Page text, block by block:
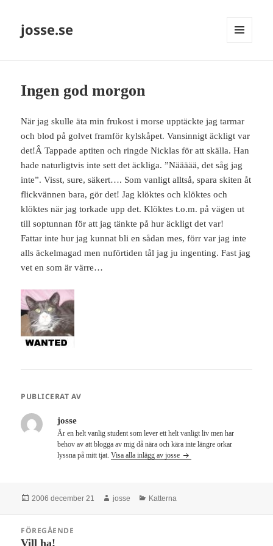
josse.se
Ingen god morgon
När jag skulle äta min frukost i morse upptäckte jag tarmar
och blod på golvet framför kylskåpet. Vansinnigt äckligt var
det!Â Tappade aptiten och ringde Nicklas för att skälla. Han
hade naturligtvis inte sett det äckliga. ”Näääää, det såg jag
inte”. Visst, sure, säkert…. Som vanligt alltså, spara skiten åt
flickvännen bara, gör det! Jag klöktes och klöktes och
klöktes när jag torkade upp det. Klöktes t.o.m. på vägen ut
till soptunnan för att jag tänkte på hur äckligt det var!
Fattar inte hur jag kunnat bli en sådan mes, förr var jag inte
alls äckelmagad men nuförtiden tål jag ju ingenting. Fast jag
vet en som är värre…
PUBLICERAT AV
josse
Är en helt vanlig student som lever ett helt vanligt liv men har
behov av att blogga av mig då nära och kära inte längre orkar
lyssna på mitt tjat.Visa alla inlägg av josse
Postat
2006 december 21 Författare
josse Kategorier
Katterna
FÖREGÅENDE
Föregående
Vill ha!